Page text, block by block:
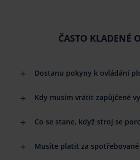
ČASTO KLADENÉ
Dostanu pokyny k ovládání
Kdy musím vrátit zapůjčené
Co se stane, když stroj se
Musíte platit za spotřebované